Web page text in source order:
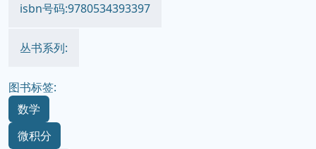
isbn号码:9780534393397
丛书系列:
图书标签:
数学
微积分